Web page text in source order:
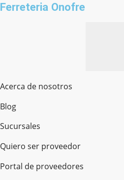
Ferreteria Onofre
Acerca de nosotros
Blog
Sucursales
Quiero ser proveedor
Portal de proveedores